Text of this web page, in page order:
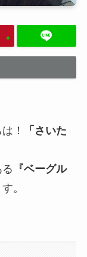
！
「さいた
『ベーグル
。